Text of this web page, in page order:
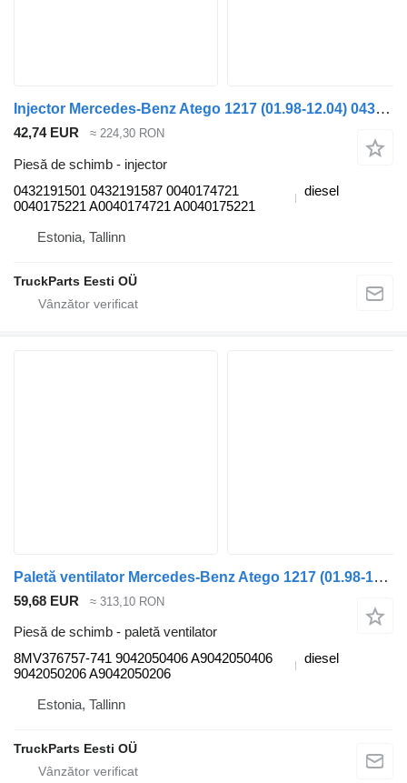
Injector Mercedes-Benz Atego 1217 (01.98-12.04) 0432191501 pentru cap tractor Mercedes-Benz Atego, Atego 2, Atego 3 (1996-)
42,74 EUR ≈ 224,30 RON
Piesă de schimb - injector
0432191501 0432191587 0040174721
0040175221 A0040174721 A0040175221
diesel
Estonia, Tallinn
TruckParts Eesti OÜ
Paletă ventilator Mercedes-Benz Atego 1217 (01.98-12.04) 8MV376757-741 pentru cap tractor Mercedes-Benz Atego, Atego 2, Atego 3 (1996-)
59,68 EUR ≈ 313,10 RON
Piesă de schimb - paletă ventilator
8MV376757-741 9042050406 A9042050406
9042050206 A9042050206
diesel
Estonia, Tallinn
TruckParts Eesti OÜ